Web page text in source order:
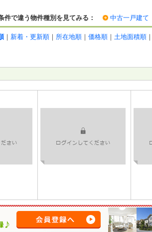
件で違う物件種別を見てみる： 中古一戸建て
｜ 新着・更新順 ｜ 所在地順 ｜ 価格順 ｜ 土地面積順 ｜